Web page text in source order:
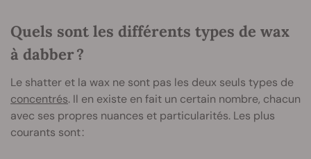
Quels sont les différents types de wax
à dabber ?
Le shatter et la wax ne sont pas les deux seuls types de
concentrés. Il en existe en fait un certain nombre, chacun
avec ses propres nuances et particularités. Les plus
courants sont :